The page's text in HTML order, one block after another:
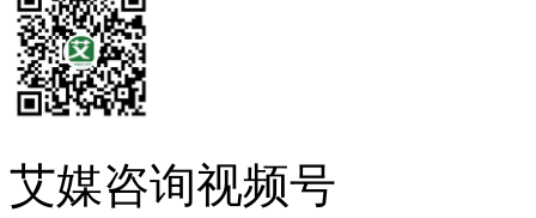
艾媒咨询视频号